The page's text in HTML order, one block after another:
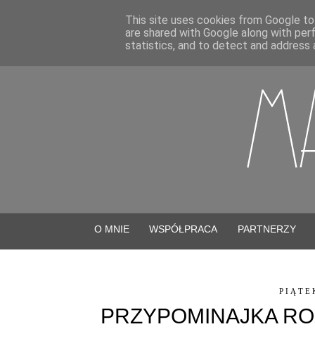
O MNIE WSPÓŁPRACA PARTNERZY
PRZYPOMINAJKA
This site uses cookies from Google
are shared with Google along with
statistics, and to detect and address